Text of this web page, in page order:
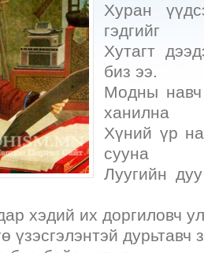
Хуран
гэдгийг
Хутагт
биз ээ.
Модны навч
ханилна
Хүний үр
сууна
Луугийн
хэдий их доргиловч
үзэсгэлэнтэй дурьтавч